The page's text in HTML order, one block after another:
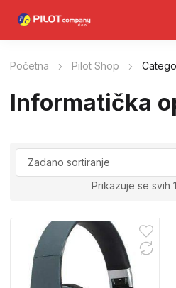
Početna Pilot Shop
Informatička
Prikazuje se svih